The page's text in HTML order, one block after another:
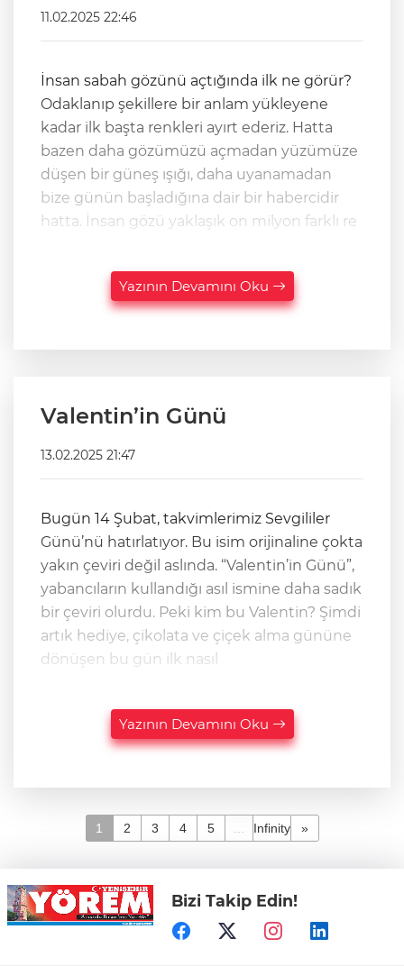
11.02.2025 22:46
İnsan sabah gözünü açtığında ilk ne görür?
Odaklanıp şekillere bir anlam yükleyene
kadar ilk başta renkleri ayırt ederiz. Hatta
bazen daha gözümüzü açmadan yüzümüze
düşen bir güneş ışığı, daha uyanamadan
bize günün başladığına dair bir habercidir
hatta. İnsan gözü yaklaşık on milyon farklı re
Yazının Devamını Oku
Valentin’in Günü
13.02.2025 21:47
Bugün 14 Şubat, takvimlerimiz Sevgililer
Günü’nü hatırlatıyor. Bu isim orijinaline çokta
yakın çeviri değil aslında. “Valentin’in Günü”,
yabancıların kullandığı asıl ismine daha sadık
bir çeviri olurdu. Peki kim bu Valentin? Şimdi
artık hediye, çikolata ve çiçek alma gününe
dönüşen bu gün ilk nasıl
Yazının Devamını Oku
1 2 3 4 5 Infinity »
Bizi Takip Edin!